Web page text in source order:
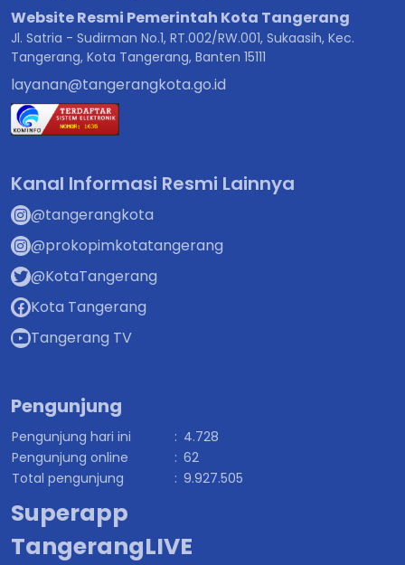
Website Resmi Pemerintah Kota Tangerang
Jl. Satria - Sudirman No.1, RT.002/RW.001, Sukaasih, Kec.
Tangerang, Kota Tangerang, Banten 15111
layanan@tangerangkota.go.id
Kanal Informasi Resmi Lainnya
@tangerangkota
@prokopimkotatangerang
@KotaTangerang
Kota Tangerang
Tangerang TV
Pengunjung
Pengunjung hari ini : 4.728
Pengunjung online
: 62
Total pengunjung
: 9.927.505
Superapp
TangerangLIVE